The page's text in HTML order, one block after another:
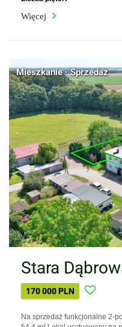
Więcej
Mieszkanie · Sprzedaż
Stara
170 000 PLN
Na sprzedaż funkcjonalne 2-